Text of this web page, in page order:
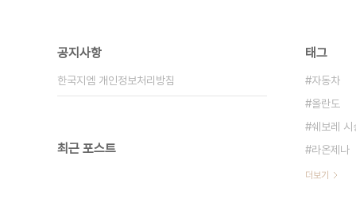
공지사항
한국지엠 개인정보처리방침
최근 포스트
태그
자동차
올란도
쉐보레 시
라온제나
더보기